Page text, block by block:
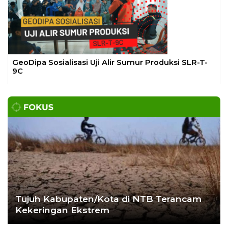
Gelar Media Gathering, Geodipa Ajak Media Diskusi
Pembangunan Proyek PLTP Dieng Unit 2
Previous
Tujuh Kabupaten/Kota di NTB Terancam
Kekeringan Ekstrem